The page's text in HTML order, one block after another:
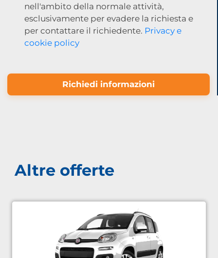
nell'ambito della normale attività,
esclusivamente per evadere la richiesta e
per contattare il richiedente. Privacy e
cookie policy
Richiedi informazioni
Altre offerte